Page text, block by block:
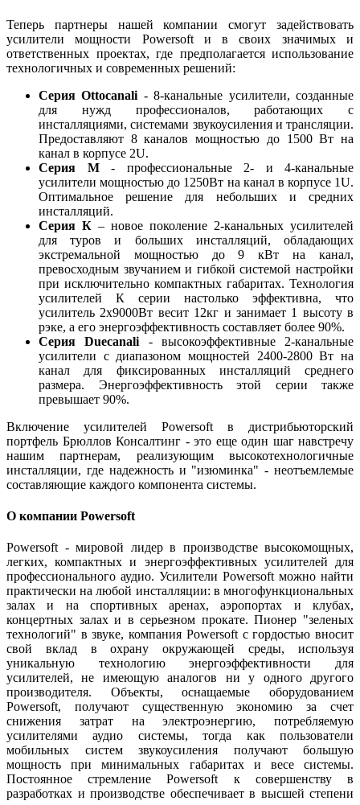
Теперь партнеры нашей компании смогут задействовать
усилители мощности Powersoft и в своих значимых и
ответственных проектах, где предполагается использование
технологичных и современных решений:
Серия Ottocanali - 8-канальные усилители, созданные
для нужд профессионалов, работающих с
инсталляциями, системами звукоусиления и трансляции.
Предоставляют 8 каналов мощностью до 1500 Вт на
канал в корпусе 2U.
Серия М- профессиональные 2- и 4-канальные
усилители мощностью до 1250Вт на канал в корпусе 1U.
Оптимальное решение для небольших и средних
инсталляций.
Серия К – новое поколение 2-канальных усилителей
для туров и больших инсталляций, обладающих
экстрeмальной мощностью до 9 кВт на канал,
превосходным звучанием и гибкой системой настройки
при исключительно компактных габаритах. Технология
усилителей К серии настолько эффективна, что
усилитель 2х9000Вт весит 12кг и занимает 1 высоту в
рэке, а его энергоэффективность составляет более 90%.
Серия Duecanali - высокоэффективные 2-канальные
усилители с диапазоном мощностей 2400-2800 Вт на
канал для фиксированных инсталляций среднего
размера. Энергоэффективность этой серии также
превышает 90%.
Включение усилителей Powersoft в дистрибьюторский
портфель Брюллов Консалтинг - это еще один шаг навстречу
нашим партнерам, реализующим высокотехнологичные
инсталляции, где надежность и "изюминка" - неотъемлемые
составляющие каждого компонента системы.
О компании Powersoft
Powersoft - мировой лидер в производстве высокомощных,
легких, компактных и энергоэффективных усилителей для
профессионального аудио. Усилители Powersoft можно найти
практически на любой инсталляции: в многофункциональных
залах и на спортивных аренах, аэропортах и клубах,
концертных залах и в серьезном прокате. Пионер "зеленых
технологий" в звуке, компания Powersoft с гордостью вносит
свой вклад в охрану окружающей среды, используя
уникальную технологию энергоэффективности для
усилителей, не имеющую аналогов ни у одного другого
производителя. Объекты, оснащаемые оборудованием
Powersoft, получают существенную экономию за счет
снижения затрат на электроэнергию, потребляемую
усилителями аудио системы, тогда как пользователи
мобильных систем звукоусиления получают большую
мощность при минимальных габаритах и весе системы.
Постоянное стремление Powersoft к совершенству в
разработках и производстве обеспечивает в высшей степени